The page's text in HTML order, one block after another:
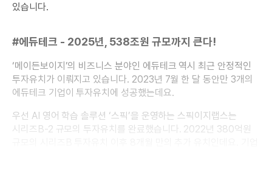
있습니다.
#에듀테크 - 2025년, 538조원 규모까지 큰다!
‘메이든보이지’의 비즈니스 분야인 에듀테크 역시 최근 안정적인
투자유치가 이뤄지고 있습니다. 2023년 7월 한 달 동안만 3개의
에듀테크 기업이 투자유치에 성공했는데요.
우선 AI 영어 학습 솔루션 ‘스픽’을 운영하는 스픽이지랩스는
시리즈B-2 규모의 투자유치를 완료했습니다. 2022년 380억원